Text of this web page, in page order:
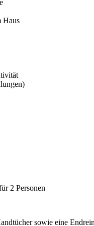
Haus
2 Personen
sowie eine